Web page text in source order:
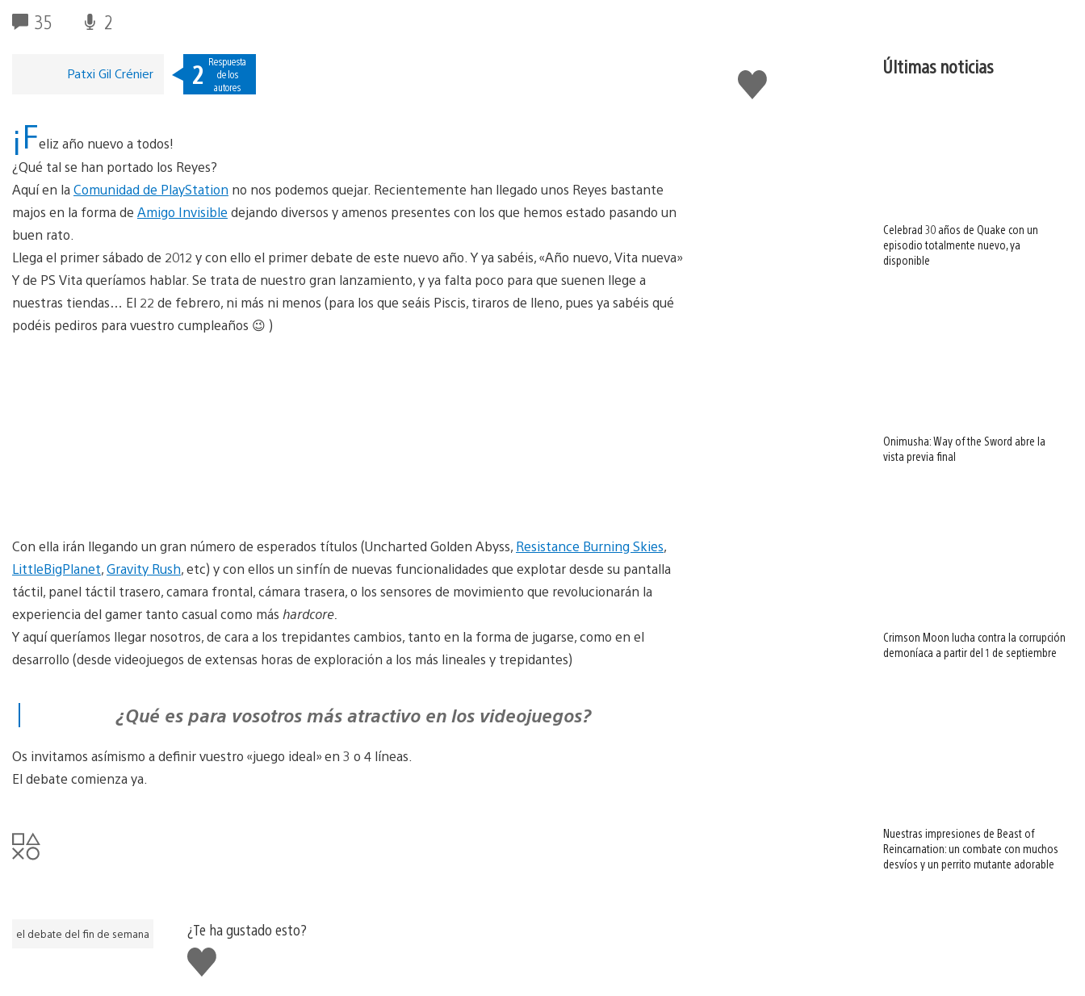
35 2
Me
gusta
Patxi Gil Crénier 2 Respuesta
de los
autores
¡Feliz año nuevo a todos!
¿Qué tal se han portado los Reyes?
Aquí en la Comunidad de PlayStation no nos podemos quejar. Recientemente han llegado unos Reyes bastante
majos en la forma de Amigo Invisible dejando diversos y amenos presentes con los que hemos estado pasando un
buen rato.
Llega el primer sábado de 2012 y con ello el primer debate de este nuevo año. Y ya sabéis, «Año nuevo, Vita nueva»
Y de PS Vita queríamos hablar. Se trata de nuestro gran lanzamiento, y ya falta poco para que suenen llege a
nuestras tiendas… El 22 de febrero, ni más ni menos (para los que seáis Piscis, tiraros de lleno, pues ya sabéis qué
podéis pediros para vuestro cumpleaños 😉 )
Con ella irán llegando un gran número de esperados títulos (Uncharted Golden Abyss, Resistance Burning Skies,
LittleBigPlanet,Gravity Rush, etc) y con ellos un sinfín de nuevas funcionalidades que explotar desde su pantalla
táctil, panel táctil trasero, camara frontal, cámara trasera, o los sensores de movimiento que revolucionarán la
experiencia del gamer tanto casual como más hardcore.
Y aquí queríamos llegar nosotros, de cara a los trepidantes cambios, tanto en la forma de jugarse, como en el
desarrollo (desde videojuegos de extensas horas de exploración a los más lineales y trepidantes)
¿Qué es para vosotros más atractivo en los videojuegos?
Os invitamos asímismo a definir vuestro «juego ideal» en 3 o 4 líneas.
El debate comienza ya.
el debate del fin de semana
¿Te ha gustado esto?
Me
gusta
Últimas noticias
Celebrad 30 años de Quake con un
episodio totalmente nuevo, ya
disponible
Onimusha: Way of the Sword abre la
vista previa final
Crimson Moon lucha contra la corrupción
demoníaca a partir del 1 de septiembre
Nuestras impresiones de Beast of
Reincarnation: un combate con muchos
desvíos y un perrito mutante adorable